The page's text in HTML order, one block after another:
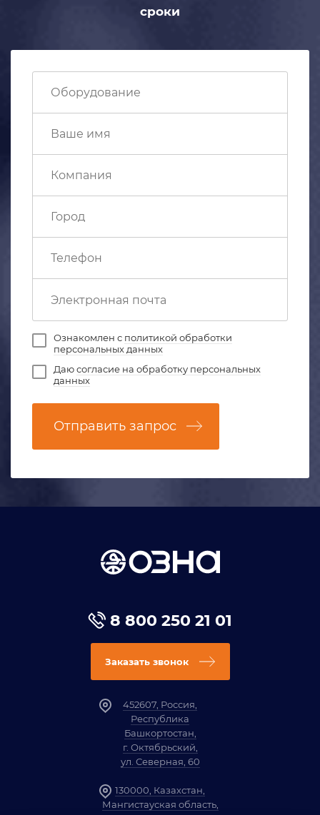
сроки
Ознакомлен с политикой обработки
персональных данных
Даюсогласие на обработку персональных
данных
Отправить запрос
8 800 250 21 01
Заказать звонок
452607, Россия,
Республика
Башкортостан,
г. Октябрьский,
ул. Северная, 60
130000, Казахстан,
Мангистауская область,